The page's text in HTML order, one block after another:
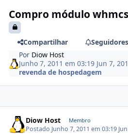
Compro módulo
Compartilhar
Seguidores
Por Diow Host
Junho 7, 2011 em 03:19 Jun 7,
revenda de hospedagem
Diow Host Membro
Postado Junho 7, 2011 em 03:19